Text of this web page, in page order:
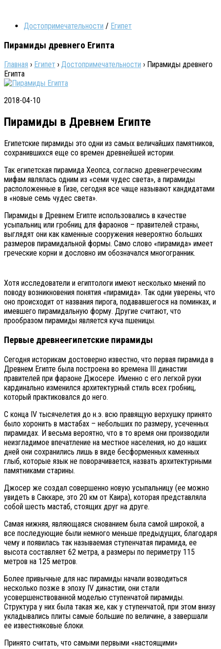
Достопримечательности / Египет
Пирамиды древнего Египта
Главная › Египет › Достопримечательности › Пирамиды древнего
Египта
2018-04-10
Пирамиды в Древнем Египте
Египетские пирамиды это одни из самых величайших памятников,
сохранившихся еще со времен древнейшей истории.
Так египетская пирамида Хеопса, согласно древнегреческим
мифам являлась одним из «семи чудес света», а пирамиды
расположенные в Гизе, сегодня все чаще называют кандидатами
в «новые семь чудес света».
Пирамиды в Древнем Египте использовались в качестве
усыпальниц или гробниц для фараонов – правителей страны,
выглядят они как каменные сооружения невероятно больших
размеров пирамидальной формы. Само слово «пирамида» имеет
греческие корни и дословно им обозначался многогранник.
Хотя исследователи и египтологи имеют несколько мнений по
поводу возникновения понятия «пирамида». Так одни уверены, что
оно происходит от названия пирога, подававшегося на поминках, и
имевшего пирамидальную форму. Другие считают, что
прообразом пирамиды является куча пшеницы.
Первые древнеегипетские пирамиды
Сегодня историкам достоверно известно, что первая пирамида в
Древнем Египте была построена во времена III династии
правителей при фараоне Джосере. Именно с его легкой руки
кардинально изменился архитектурный стиль всех гробниц,
который практиковался до него.
С конца IV тысячелетия до н.э. всю правящую верхушку принято
было хоронить в мастабах – небольших по размеру, усеченных
пирамидах. И весьма вероятно, что в то время они производили
неизгладимое впечатление на местное населения, но до наших
дней они сохранились лишь в виде бесформенных каменных
глыб, которые язык не поворачивается, назвать архитектурными
памятниками старины.
Джосер же создал совершенно новую усыпальницу (ее можно
увидеть в Саккаре, это 20 км от Каира), которая представляла
собой шесть мастаб, стоящих друг на друге.
Самая нижняя, являющаяся снованием была самой широкой, а
все последующие были немного меньше предыдущих, благодаря
чему и появилась так называемая ступенчатая пирамида, ее
высота составляет 62 метра, а размеры по периметру 115
метров на 125 метров.
Более привычные для нас пирамиды начали возводиться
несколько позже в эпоху IV династии, они стали
усовершенствованной моделью ступенчатой пирамиды.
Структура у них была такая же, как у ступенчатой, при этом внизу
укладывались плиты самые большие по величине, а завершали
ее известняковые блоки.
Принято считать, что самыми первыми «настоящими»